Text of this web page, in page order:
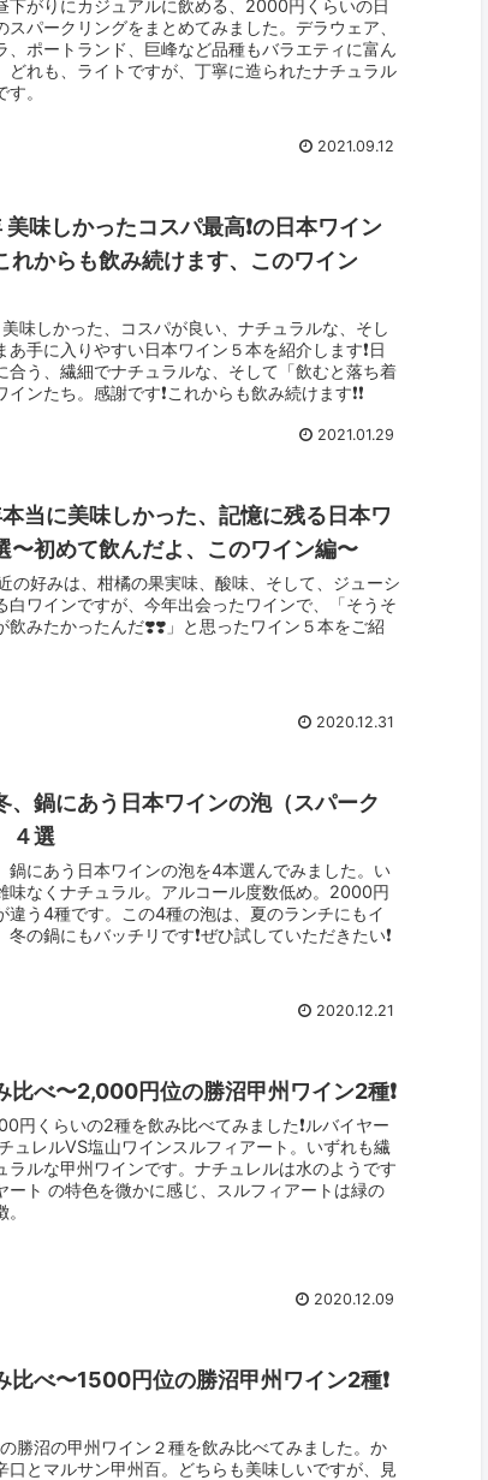
下がりにカジュアルに飲める、2000円くらいの日
スパークリングをまとめてみました。デラウェア、
、ポートランド、巨峰など品種もバラエティに富ん
どれも、ライトですが、丁寧に造られたナチュラル
。
2021.09.12
味しかったコスパ最高❗️の日本ワイン
れからも飲み続けます、このワイン
味しかった、コスパが良い、ナチュラルな、そし
あ手に入りやすい日本ワイン５本を紹介します❗️日
合う、繊細でナチュラルな、そして「飲むと落ち着
インたち。感謝です❗️これからも飲み続けます❗️❗️
2021.01.29
当に美味しかった、記憶に残る日本ワ
〜初めて飲んだよ、このワイン編〜
の好みは、柑橘の果実味、酸味、そして、ジューシ
白ワインですが、今年出会ったワインで、「そうそ
飲みたかったんだ❣️❣️」と思ったワイン５本をご紹
2020.12.31
、鍋にあう日本ワインの泡（スパーク
４選
鍋にあう日本ワインの泡を4本選んでみました。い
味なくナチュラル。アルコール度数低め。2000円
違う4種です。この4種の泡は、夏のランチにもイ
冬の鍋にもバッチリです❗️ぜひ試していただきたい❗️
2020.12.21
比べ〜2,000円位の勝沼甲州ワイン2種❗️
円くらいの2種を飲み比べてみました❗️ルバイヤー
ュレルVS塩山ワインスルフィアート。いずれも繊
ラルな甲州ワインです。ナチュレルは水のようです
ート の特色を微かに感じ、スルフィアートは緑の
2020.12.09
比べ〜1500円位の勝沼甲州ワイン2種❗️
勝沼の甲州ワイン２種を飲み比べてみました。か
口とマルサン甲州百。どちらも美味しいですが、見